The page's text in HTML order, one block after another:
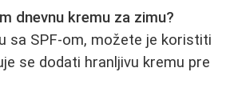
dnevnu kremu za zimu?
sa SPF-om, možete je koristiti
se dodati hranljivu kremu pre